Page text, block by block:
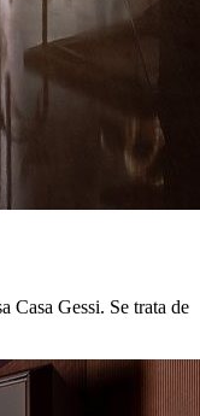
Casa Gessi. Se trata de